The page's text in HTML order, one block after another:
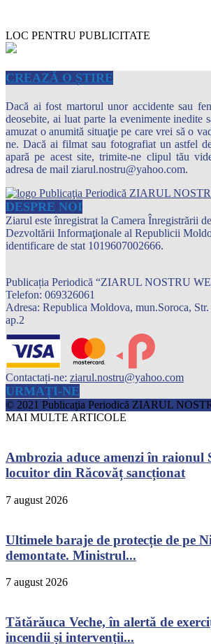
LOC PENTRU PUBLICITATE
CREAZĂ O ȘTIRE
Dacă ai fost martorul unor accidente sau
deosebite, ai luat parte la evenimente inedite
amuzat o anumită situaţie pe care vrei să o
ne. Dacă ai filmat sau fotografiat un astfel
apară pe acest site, trimite-ne clipul tău
adresa de mail ziarul.nostru@yahoo.com.
DESPRE NOI
Ziarul este înregistrat la Camera Înregistrării
Dezvoltării Informaţionale al Republicii
identificare de stat 1019607002666.
Publicația Periodică “ZIARUL NOSTRU
Telefon: 069326061
Adresa: Republica Moldova, mun.Soroca,
ap.2
Contactați-ne: ziarul.nostru@yahoo.com
URMAȚI-NE
© 2021 Publicaţia Periodică ZIARUL
MAI MULTE ARTICOLE
Ambrozia aduce amenzi în raionul
locuitor din Răcovăț sancționat
7 august 2026
Ultimele baraje de protecție de pe
demontate. Ministrul...
7 august 2026
Tătărăuca Veche, în alertă de
incendii și intervenții...